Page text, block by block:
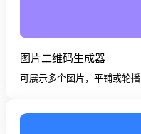
图片二维码生成器
可展示多个图片，平铺或轮播